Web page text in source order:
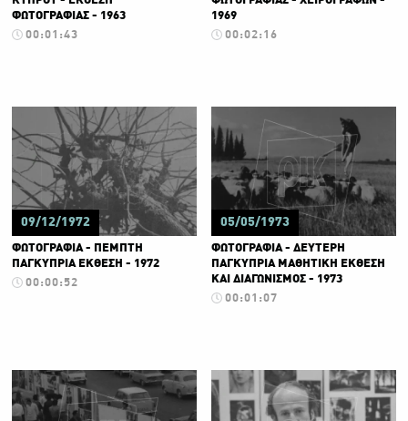
ΦΩΤΟΓΡΑΦΙΑΣ - 1963
00:01:43
1969
00:02:16
09/12/1972
ΦΩΤΟΓΡΑΦΙΑ - ΠΕΜΠΤΗ
ΠΑΓΚΥΠΡΙΑ ΕΚΘΕΣΗ - 1972
00:00:52
05/05/1973
ΦΩΤΟΓΡΑΦΙΑ - ΔΕΥΤΕΡΗ
ΠΑΓΚΥΠΡΙΑ ΜΑΘΗΤΙΚΗ ΕΚΘΕΣΗ
ΚΑΙ ΔΙΑΓΩΝΙΣΜΟΣ - 1973
00:01:07